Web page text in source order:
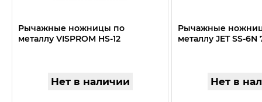
Рычажные ножницы по
металлу VISPROM HS-12
Нет в наличии
Рычажные
металлу JET SS-6N
Нет в